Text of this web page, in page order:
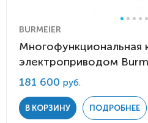
BURMEIER
Многофункциональная
электроприводом
181 600 руб.
В КОРЗИНУ ПОДРОБНЕЕ